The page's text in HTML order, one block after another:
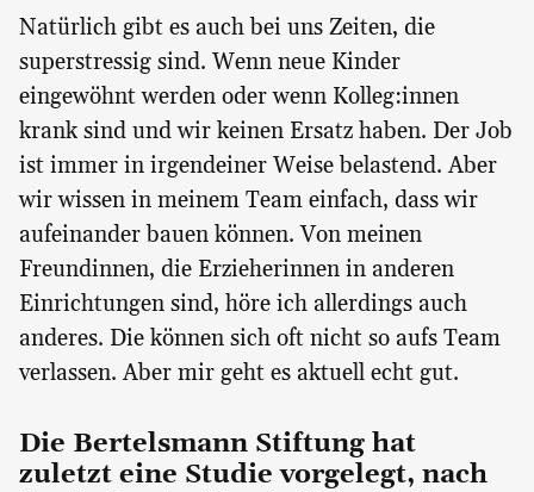
Natürlich gibt es auch bei uns Zeiten, die
superstressig sind. Wenn neue Kinder
eingewöhnt werden oder wenn Kolleg:innen
krank sind und wir keinen Ersatz haben. Der Job
ist immer in irgendeiner Weise belastend. Aber
wir wissen in meinem Team einfach, dass wir
aufeinander bauen können. Von meinen
Freundinnen, die Erzieherinnen in anderen
Einrichtungen sind, höre ich allerdings auch
anderes. Die können sich oft nicht so aufs Team
verlassen. Aber mir geht es aktuell echt gut.
Die Bertelsmann Stiftung hat
zuletzt eine Studie vorgelegt, nach